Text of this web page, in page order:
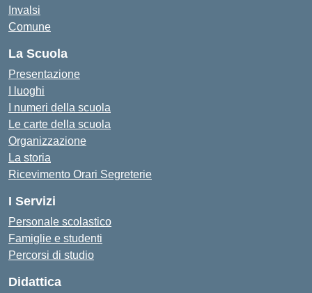
Invalsi
Comune
La Scuola
Presentazione
I luoghi
I numeri della scuola
Le carte della scuola
Organizzazione
La storia
Ricevimento Orari Segreterie
I Servizi
Personale scolastico
Famiglie e studenti
Percorsi di studio
Didattica